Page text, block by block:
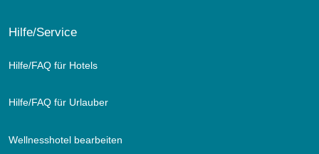
Hilfe/Service
Hilfe/FAQ für Hotels
Hilfe/FAQ für Urlauber
Wellnesshotel bearbeiten